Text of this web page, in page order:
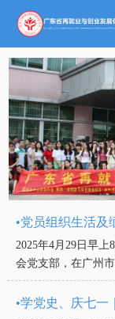
•党员组织生活及
2025年4月29日早
会党支部，在广州
活会》，开创党的
•学党史、庆七一